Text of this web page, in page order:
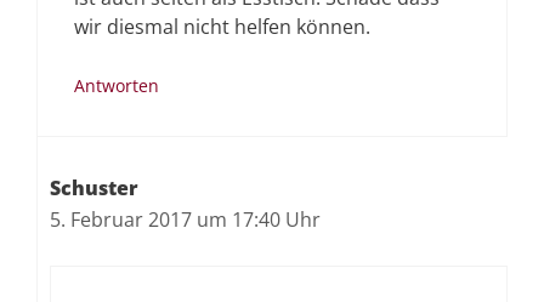
wir diesmal nicht helfen können.
Antworten
Schuster
5. Februar 2017 um 17:40 Uhr